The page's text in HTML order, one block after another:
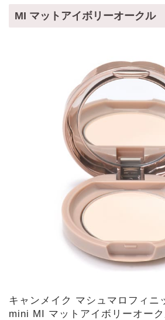
MI マットアイボリーオークル
キャンメイク マシュマロフィニ
mini MI マットアイボリーオー